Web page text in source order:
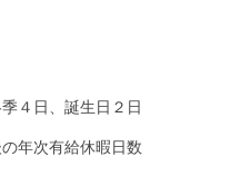
４日、誕生日２日
年次有給休暇日数